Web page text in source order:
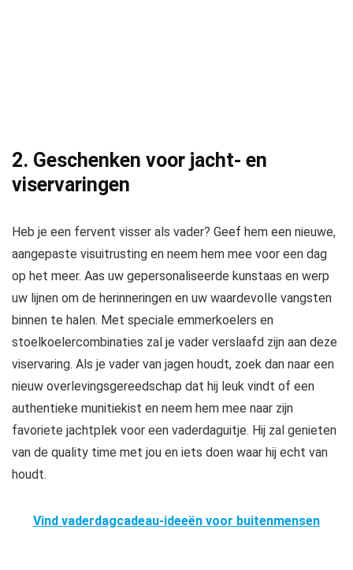
2. Geschenken voor jacht- en
viservaringen
Heb je een fervent visser als vader? Geef hem een ​​nieuwe,
aangepaste visuitrusting en neem hem mee voor een dag
op het meer. Aas uw gepersonaliseerde kunstaas en werp
uw lijnen om de herinneringen en uw waardevolle vangsten
binnen te halen. Met speciale emmerkoelers en
stoelkoelercombinaties zal je vader verslaafd zijn aan deze
viservaring. Als je vader van jagen houdt, zoek dan naar een
nieuw overlevingsgereedschap dat hij leuk vindt of een
authentieke munitiekist en neem hem mee naar zijn
favoriete jachtplek voor een vaderdaguitje. Hij zal genieten
van de quality time met jou en iets doen waar hij echt van
houdt.
Vind vaderdagcadeau-ideeën voor buitenmensen